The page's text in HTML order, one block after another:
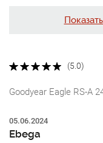
(5.0)
Goodyear Eagle RS-A
05.06.2024
Ebega